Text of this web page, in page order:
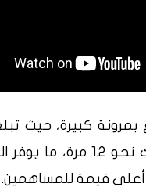
بمرونة كبيرة، حيث
الفوائد والضرائب
أعلى قيمة للمساهمين.